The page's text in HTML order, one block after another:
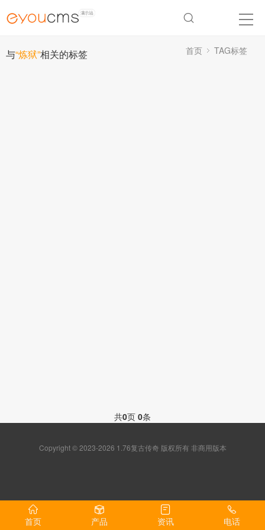
与“炼狱”相关的标签 首页 TAG标签
共0页 0条
Copyright © 2023-2026 1.76复古传奇 版权所有 非商用版本
首页 产品 资讯 电话